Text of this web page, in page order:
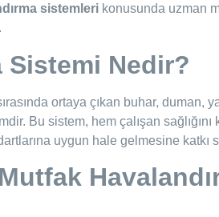
sistemleri konusunda uzman
Sistemi Nedir?
ortaya çıkan buhar, duman,
Bu sistem, hem çalışan sağlığını
uygun hale gelmesine katkı